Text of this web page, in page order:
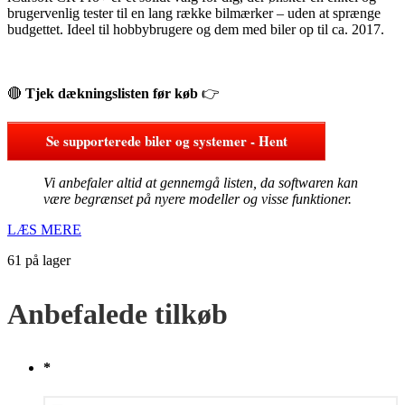
brugervenlig tester til en lang række bilmærker – uden at sprænge
budgettet. Ideel til hobbybrugere og dem med biler op til ca. 2017.
🔴 Tjek dækningslisten før køb 👉
Se supporterede biler og systemer - Hent
Vi anbefaler altid at gennemgå listen, da softwaren kan
være begrænset på nyere modeller og visse funktioner.
LÆS MERE
61 på lager
Anbefalede tilkøb
*